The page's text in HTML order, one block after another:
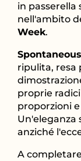
in passerella
nell'ambito
Week.
ripulita, resa
proprie
proporzioni
Un'eleganza
anziché
A